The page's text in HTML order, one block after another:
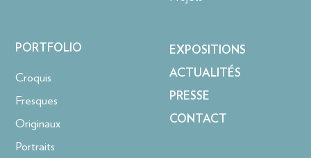
PORTFOLIO
Croquis
Fresques
Originaux
Portraits
EXPOSITIONS
ACTUALITÉS
PRESSE
CONTACT